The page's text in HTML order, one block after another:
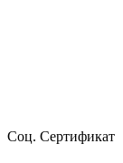
Соц. Сертификат